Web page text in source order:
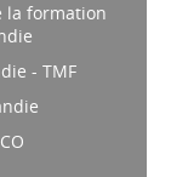
la formation
- TMF